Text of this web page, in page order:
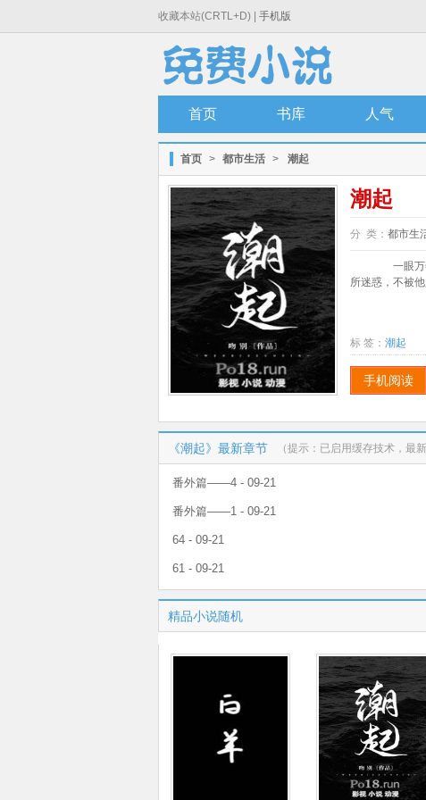
收藏本站(CRTL+D) | 手机版
首页 书库 人气
首页 > 都市生活 > 潮起
潮起
分 类： 都市生
一眼万
所迷惑，不被
标 签： 潮起
手机阅读
《潮起》最新章节 （提示：已启用缓存技术，最
番外篇——4 - 09-21
番外篇——1 - 09-21
64 - 09-21
61 - 09-21
精品小说随机